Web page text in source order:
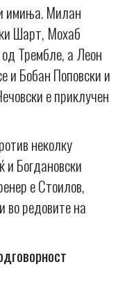
имиња. Милан
Шарт, Мохаб
Трембле, а Леон
и Бобан Поповски и
е приклучен
неколку
и Богдановски
е Стоилов,
во редовите на